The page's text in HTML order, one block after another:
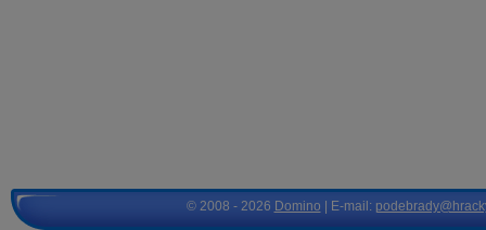
© 2008 - 2026 Domino | E-mail: